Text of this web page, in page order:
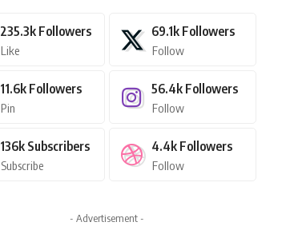
235.3k Followers
Like
69.1k Followers
Follow
11.6k Followers
Pin
56.4k Followers
Follow
136k Subscribers
Subscribe
4.4k Followers
Follow
- Advertisement -